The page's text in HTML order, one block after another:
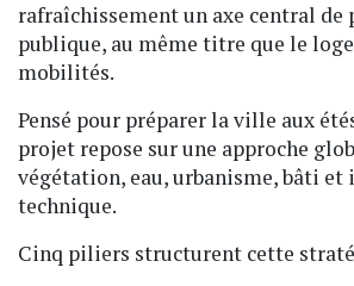
rafraîchissement un axe central
publique, au même titre que le
mobilités.
Pensé pour préparer la ville aux
projet repose sur une approche
végétation, eau, urbanisme, bâti
technique.
Cinq piliers structurent cette